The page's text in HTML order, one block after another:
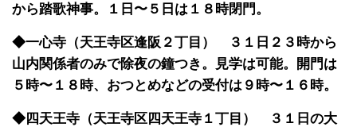
から踏歌神事。１日〜５日は１８時閉門。
◆一心寺（天王寺区逢阪２丁目） ３１日２３時から
山内関係者のみで除夜の鐘つき。見学は可能。開門は
５時〜１８時、おつとめなどの受付は９時〜１６時。
◆四天王寺（天王寺区四天王寺１丁目） ３１日の大